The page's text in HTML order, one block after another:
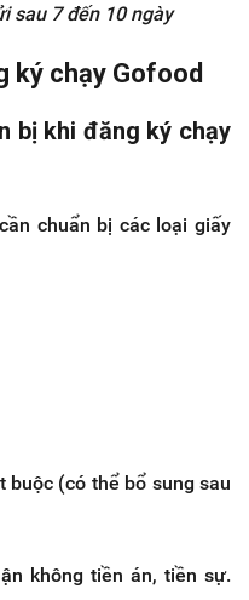
sau 7 đến 10 ngày
ký chạy Gofood
bị khi đăng ký chạy
chuẩn bị các loại giấy
buộc (có thể bổ sung sau
không tiền án, tiền sự.